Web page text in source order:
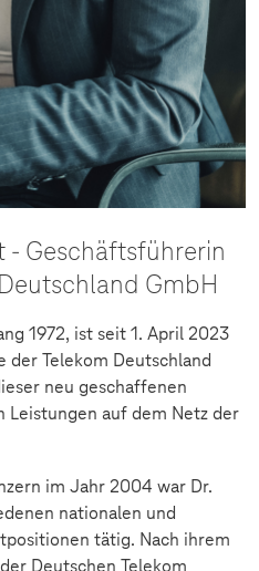
- Geschäftsführerin
GmbH
1972, ist seit 1. April 2023
der Telekom Deutschland
neu geschaffenen
Leistungen auf dem Netz der
im Jahr 2004 war Dr.
nationalen und
tätig. Nach ihrem
Deutschen Telekom